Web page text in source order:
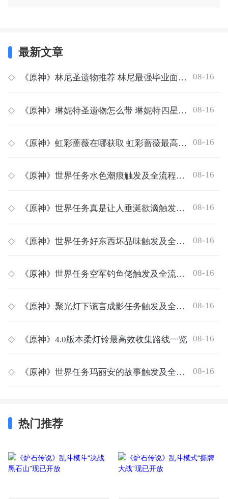
最新文章
◇ 《原神》林尼圣遗物推荐 林尼最强毕业面板属性一览 08-16
◇ 《原神》琳妮特圣遗物怎么带 琳妮特四星五星圣遗物搭配推荐 08-16
◇ 《原神》虹彩蔷薇在哪获取 虹彩蔷薇最高效采集路线一览 08-16
◇ 《原神》世界任务水色潮痕触发及全流程完成攻略 08-16
◇ 《原神》世界任务真是让人垂涎欲滴触发及全流程完成攻略 08-16
◇ 《原神》世界任务好东西坏品味触发及全流程完成攻略 08-16
◇ 《原神》世界任务空军钓鱼佬触发及全流程完成攻略 08-16
◇ 《原神》聚光灯下谎言成影任务触发及全流程完成攻略 08-16
◇ 《原神》4.0版本柔灯铃最高效收集路线一览 08-16
◇ 《原神》世界任务玛丽安的故事触发及全流程完成攻略 08-16
热门推荐